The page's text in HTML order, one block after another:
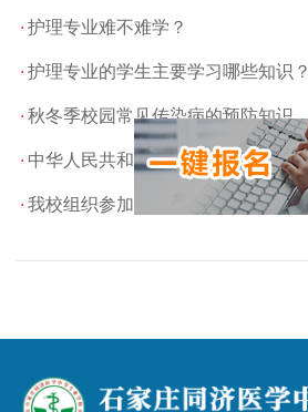
护理专业难不难学？
护理专业的学生主要学习哪些知识？
秋冬季校园常见传染病的预防知识
中华人民共和国职业教育法